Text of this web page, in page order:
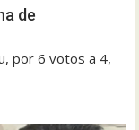
de
por 6 votos a 4,